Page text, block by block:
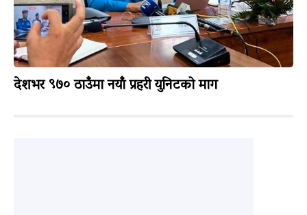
देशभर ९७० ठाउँमा नयाँ प्रहरी युनिटको माग